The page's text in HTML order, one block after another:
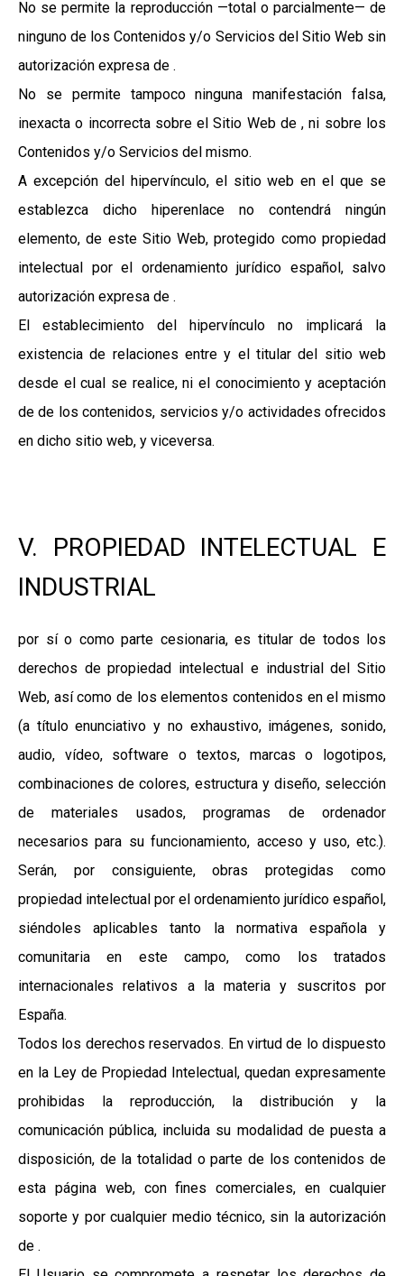
No se permite la reproducción —total o parcialmente— de
ninguno de los Contenidos y/o Servicios del Sitio Web sin
autorización expresa de .
No se permite tampoco ninguna manifestación falsa,
inexacta o incorrecta sobre el Sitio Web de , ni sobre los
Contenidos y/o Servicios del mismo.
A excepción del hipervínculo, el sitio web en el que se
establezca dicho hiperenlace no contendrá ningún
elemento, de este Sitio Web, protegido como propiedad
intelectual por el ordenamiento jurídico español, salvo
autorización expresa de .
El establecimiento del hipervínculo no implicará la
existencia de relaciones entre y el titular del sitio web
desde el cual se realice, ni el conocimiento y aceptación
de de los contenidos, servicios y/o actividades ofrecidos
en dicho sitio web, y viceversa.
V. PROPIEDAD INTELECTUAL E
INDUSTRIAL
por sí o como parte cesionaria, es titular de todos los
derechos de propiedad intelectual e industrial del Sitio
Web, así como de los elementos contenidos en el mismo
(a título enunciativo y no exhaustivo, imágenes, sonido,
audio, vídeo, software o textos, marcas o logotipos,
combinaciones de colores, estructura y diseño, selección
de materiales usados, programas de ordenador
necesarios para su funcionamiento, acceso y uso, etc.).
Serán, por consiguiente, obras protegidas como
propiedad intelectual por el ordenamiento jurídico español,
siéndoles aplicables tanto la normativa española y
comunitaria en este campo, como los tratados
internacionales relativos a la materia y suscritos por
España.
Todos los derechos reservados. En virtud de lo dispuesto
en la Ley de Propiedad Intelectual, quedan expresamente
prohibidas la reproducción, la distribución y la
comunicación pública, incluida su modalidad de puesta a
disposición, de la totalidad o parte de los contenidos de
esta página web, con fines comerciales, en cualquier
soporte y por cualquier medio técnico, sin la autorización
de .